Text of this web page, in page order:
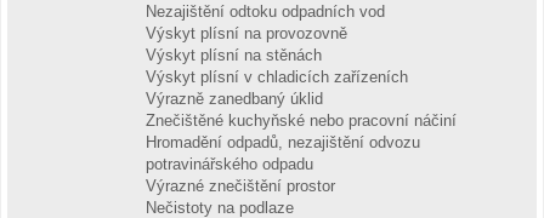
Nezajištění odtoku odpadních vod
Výskyt plísní na provozovně
Výskyt plísní na stěnách
Výskyt plísní v chladicích zařízeních
Výrazně zanedbaný úklid
Znečištěné kuchyňské nebo pracovní náčiní
Hromadění odpadů, nezajištění odvozu
potravinářského odpadu
Výrazné znečištění prostor
Nečistoty na podlaze